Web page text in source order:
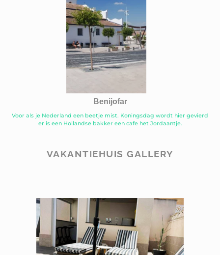
Benijofar
Voor als je Nederland een beetje mist. Koningsdag wordt hier gevierd
er is een Hollandse bakker een cafe het Jordaantje.
VAKANTIEHUIS GALLERY